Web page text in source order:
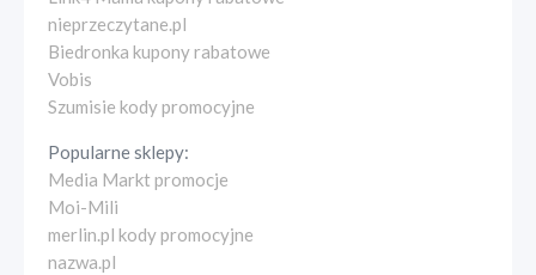
nieprzeczytane.pl
Biedronka kupony rabatowe
Vobis
Szumisie kody promocyjne
Popularne sklepy:
Media Markt promocje
Moi-Mili
merlin.pl kody promocyjne
nazwa.pl